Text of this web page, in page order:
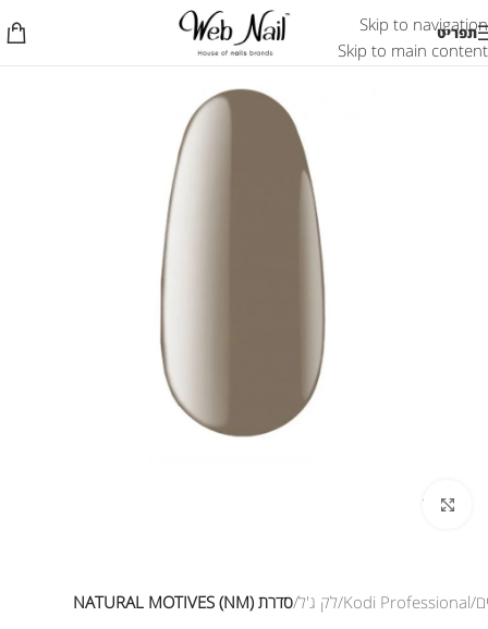
Skip to navigation
Skip to main content
תפריט
אזל המלאי
לחץ להגדלת התמונה
Kodi Professional לק ג'ל סדרת NATURAL MOTIVES (NM)